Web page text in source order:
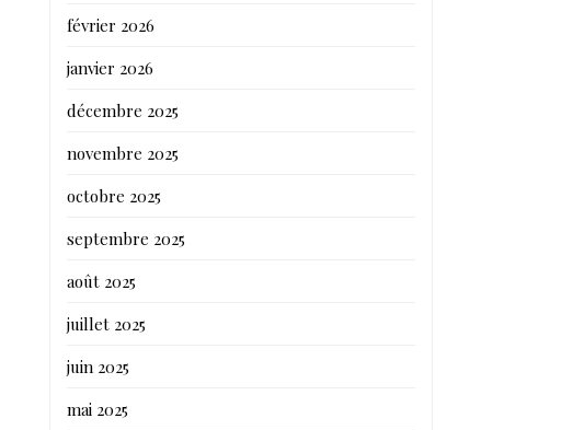
février 2026
janvier 2026
décembre 2025
novembre 2025
octobre 2025
septembre 2025
août 2025
juillet 2025
juin 2025
mai 2025